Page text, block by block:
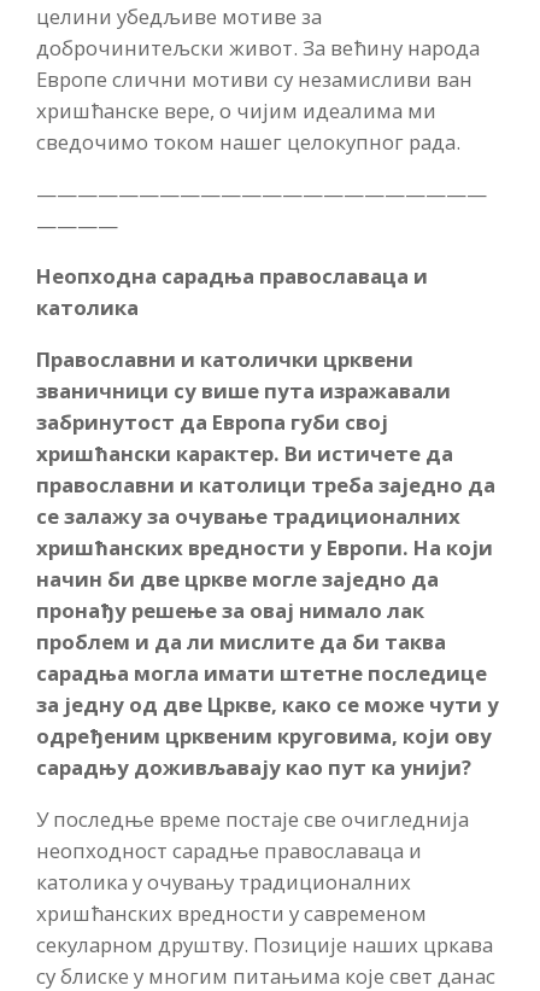
целини убедљиве мотиве за
доброчинитељски живот. За већину народа
Европе слични мотиви су незамисливи ван
хришћанске вере, о чијим идеалима ми
сведочимо током нашег целокупног рада.
——————————————————————
————
Неопходна сарадња православаца и
католика
Православни и католички црквени
званичници су више пута изражавали
забринутост да Европа губи свој
хришћански карактер. Ви истичете да
православни и католици треба заједно да
се залажу за очување традиционалних
хришћанских вредности у Европи. На који
начин би две цркве могле заједно да
пронађу решење за овај нимало лак
проблем и да ли мислите да би таква
сарадња могла имати штетне последице
за једну од две Цркве, како се може чути у
одређеним црквеним круговима, који ову
сарадњу доживљавају као пут ка унији?
У последње време постаје све очигледнија
неопходност сарадње православаца и
католика у очувању традиционалних
хришћанских вредности у савременом
секуларном друштву. Позиције наших цркава
су блиске у многим питањима које свет данас